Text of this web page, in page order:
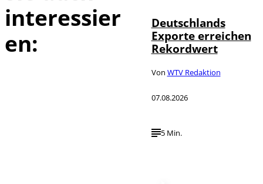
interessier
en:
Deutschlands
Exporte erreichen
Rekordwert
Von WTV Redaktion
07.08.2026
5 Min.